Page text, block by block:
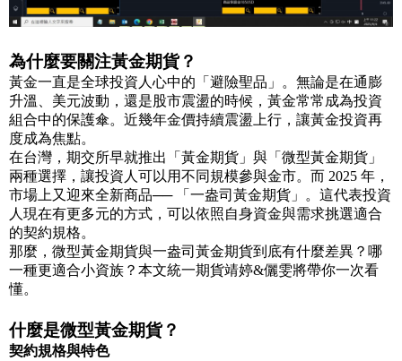
為什麼要關注黃金期貨？
黃金一直是全球投資人心中的「避險聖品」。無論是在通膨
升溫、美元波動，還是股市震盪的時候，黃金常常成為投資
組合中的保護傘。近幾年金價持續震盪上行，讓黃金投資再
度成為焦點。
在台灣，期交所早就推出「黃金期貨」與「微型黃金期貨」
兩種選擇，讓投資人可以用不同規模參與金市。而 2025 年，
市場上又迎來全新商品── 「一盎司黃金期貨」。這代表投資
人現在有更多元的方式，可以依照自身資金與需求挑選適合
的契約規格。
那麼，微型黃金期貨與一盎司黃金期貨到底有什麼差異？哪
一種更適合小資族？本文統一期貨靖婷&儷雯將帶你一次看
懂。
什麼是微型黃金期貨？
契約規格與特色